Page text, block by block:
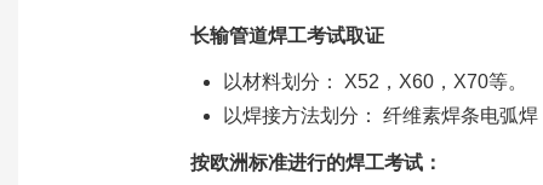
长输管道焊工考试取证
以材料划分： X52，X60，X70等。
以焊接方法划分： 纤维素焊条电弧
按欧洲标准进行的焊工考试：